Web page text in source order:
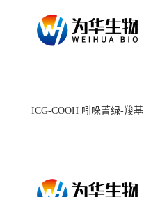
ICG-COOH 吲哚菁绿-羧基